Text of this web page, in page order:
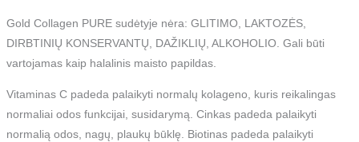
Gold Collagen PURE sudėtyje nėra: GLITIMO, LAKTOZĖS,
DIRBTINIŲ KONSERVANTŲ, DAŽIKLIŲ, ALKOHOLIO. Gali būti
vartojamas kaip halalinis maisto papildas.
Vitaminas C padeda palaikyti normalų kolageno, kuris reikalingas
normaliai odos funkcijai, susidarymą. Cinkas padeda palaikyti
normalią odos, nagų, plaukų būklę. Biotinas padeda palaikyti